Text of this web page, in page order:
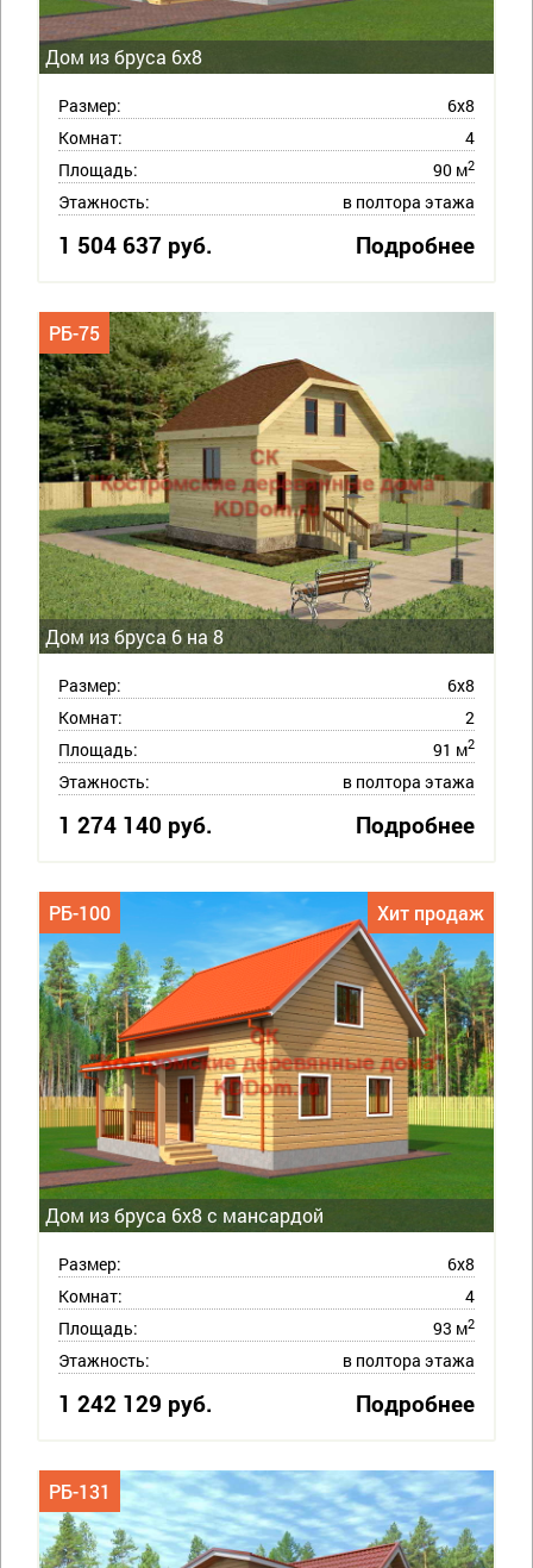
Дом из бруса 6х8
Размер:
6х8
Комнат:
4
Площадь:
90 м2
Этажность: в полтора этажа
1 504 637 руб. Подробнее
Дом из бруса 6 на 8
РБ-75
Размер:
6х8
Комнат:
2
Площадь:
91 м2
Этажность: в полтора этажа
1 274 140 руб. Подробнее
Дом из бруса 6х8 с мансардой
РБ-100 Хит продаж
Размер:
6х8
Комнат:
4
Площадь:
93 м2
Этажность: в полтора этажа
1 242 129 руб. Подробнее
РБ-131